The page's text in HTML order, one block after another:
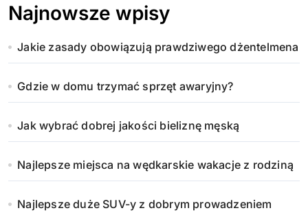
Najnowsze wpisy
Jakie zasady obowiązują prawdziwego dżentelmena
Gdzie w domu trzymać sprzęt awaryjny?
Jak wybrać dobrej jakości bieliznę męską
Najlepsze miejsca na wędkarskie wakacje z rodziną
Najlepsze duże SUV-y z dobrym prowadzeniem